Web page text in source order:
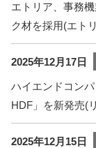
エトリア、事務
ク材を採用(エト
2025年12月17日
ハイエンドコン
HDF」を新発売(
2025年12月15日